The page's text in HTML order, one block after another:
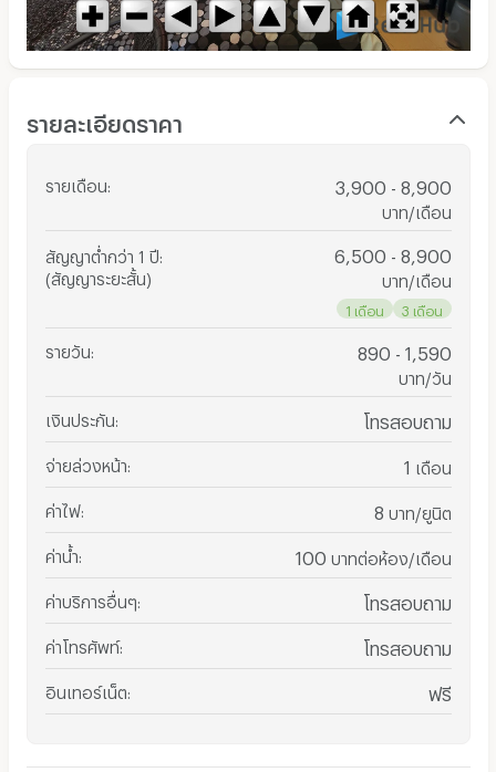
รายละเอียดราคา
รายเดือน 3,900 - 8,900
บาท/เดือน
สัญญาต่ำกว่า 1 ปี
(สัญญาระยะสั้น)
6,500 - 8,900
บาท/เดือน
1 เดือน 3 เดือน
รายวัน 890 - 1,590
บาท/วัน
เงินประกัน โทรสอบถาม
จ่ายล่วงหน้า 1 เดือน
ค่าไฟ: 8 บาท/ยูนิต
ค่าน้ำ 100 บาทต่อห้อง/เดือน
ค่าบริการอื่นๆ โทรสอบถาม
ค่าโทรศัพท์: โทรสอบถาม
อินเทอร์เน็ต ฟรี